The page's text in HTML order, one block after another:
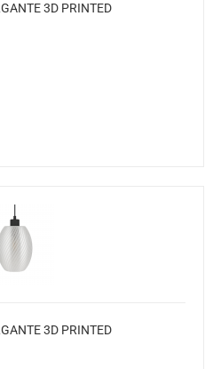
3D PRINTED
3D PRINTED